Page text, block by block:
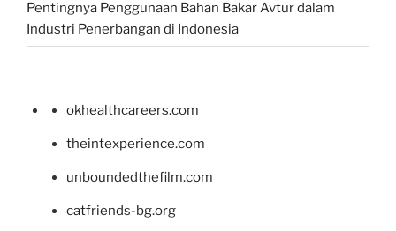
Pentingnya Penggunaan Bahan Bakar Avtur dalam
Industri Penerbangan di Indonesia
okhealthcareers.com
theintexperience.com
unboundedthefilm.com
catfriends-bg.org